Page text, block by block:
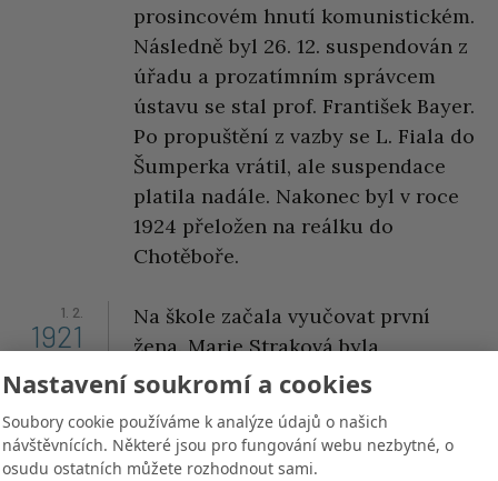
prosincovém hnutí komunistickém.
Následně byl 26. 12. suspendován z
úřadu a prozatímním správcem
ústavu se stal prof. František Bayer.
Po propuštění z vazby se L. Fiala do
Šumperka vrátil, ale suspendace
platila nadále. Nakonec byl v roce
1924 přeložen na reálku do
Chotěboře.
1. 2.
1921
Na škole začala vyučovat první
žena. Marie Straková byla
ustanovena vedlejší učitelkou
Ženské ruční práce.
Nastavení soukromí a cookies
Soubory cookie používáme k analýze údajů o našich
návštěvnících. Některé jsou pro fungování webu nezbytné, o
osudu ostatních můžete rozhodnout sami.